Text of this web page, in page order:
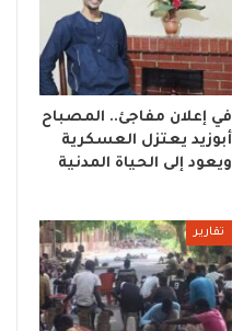
في إعلان مفاجئ.. المصباح
أبوزيد يعتزل العسكرية
ويعود إلى الحياة المدنية
تقارير